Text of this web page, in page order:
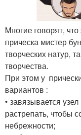
Многие говорят,
прическа мистер
творческих натур,
творчества.
При этом у
вариантов :
• завязывается
растрепать, чтобы
небрежности;